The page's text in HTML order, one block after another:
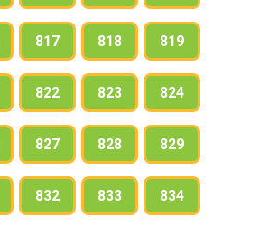
817 818 819
822 823 824
827 828 829
832 833 834